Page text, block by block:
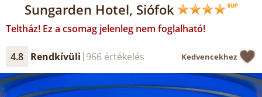
Sungarden Hotel, Siófok
Teltház! Ez a csomag jelenleg nem foglalható!
4.8 Rendkívüli 966 értékelés Kedvencekhez